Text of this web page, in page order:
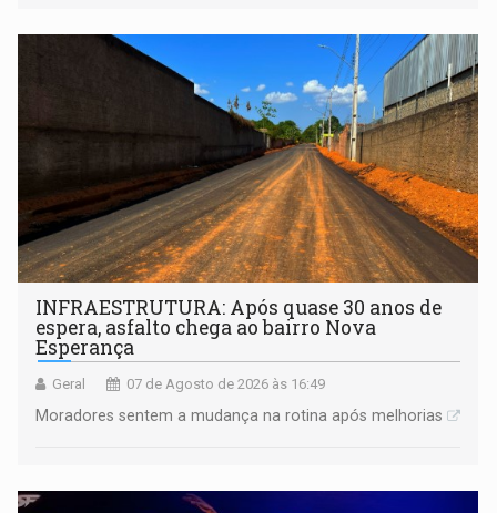
INFRAESTRUTURA: Após quase 30 anos de
espera, asfalto chega ao bairro Nova
Esperança
Geral 07 de Agosto de 2026 às 16:49
Moradores sentem a mudança na rotina após melhorias